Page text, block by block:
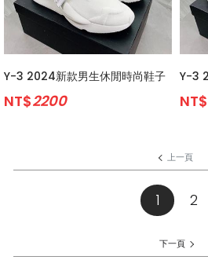
Y-3 2024新款男生休閒時尚鞋子
NT$2200
Y-3
NT$
上一頁
1 2
下一頁